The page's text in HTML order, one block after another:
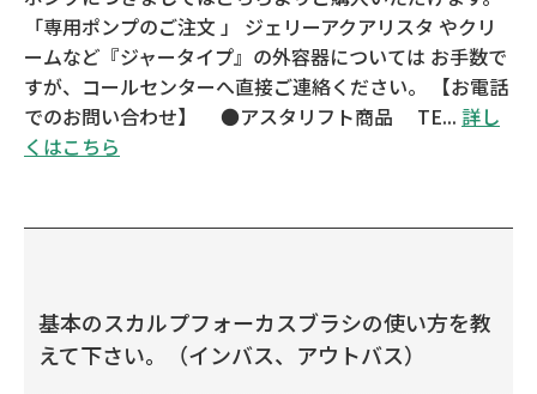
「専用ポンプのご注文 」 ジェリーアクアリスタ やクリ
ームなど『ジャータイプ』の外容器については お手数で
すが、コールセンターへ直接ご連絡ください。 【お電話
でのお問い合わせ】 ●アスタリフト商品 TE... 詳し
くはこちら
基本のスカルプフォーカスブラシの使い方を教
えて下さい。（インバス、アウトバス）